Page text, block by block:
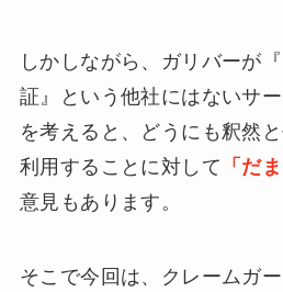
しかしながら、ガリバーが
証』という他社にはないサ
を考えると、どうにも釈然
利用することに対して 「だ
意見もあります。
そこで今回は、クレームガ